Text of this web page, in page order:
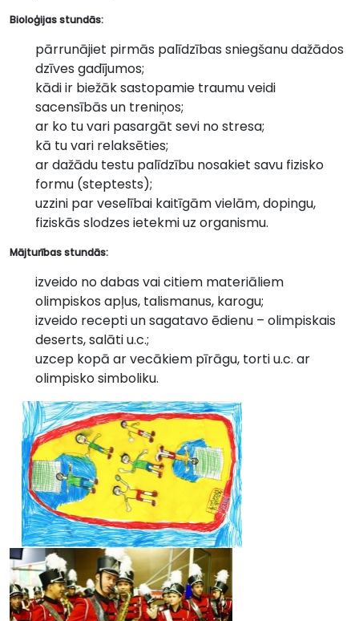
Bioloģijas stundās:
pārrunājiet pirmās palīdzības sniegšanu dažādos
dzīves gadījumos;
kādi ir biežāk sastopamie traumu veidi
sacensībās un treniņos;
ar ko tu vari pasargāt sevi no stresa;
kā tu vari relaksēties;
ar dažādu testu palīdzību nosakiet savu fizisko
formu (steptests);
uzzini par veselībai kaitīgām vielām, dopingu,
fiziskās slodzes ietekmi uz organismu.
Mājturības stundās:
izveido no dabas vai citiem materiāliem
olimpiskos apļus, talismanus, karogu;
izveido recepti un sagatavo ēdienu – olimpiskais
deserts, salāti u.c.;
uzcep kopā ar vecākiem pīrāgu, torti u.c. ar
olimpisko simboliku.